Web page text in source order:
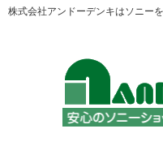
株式会社アンドーデンキはソニー